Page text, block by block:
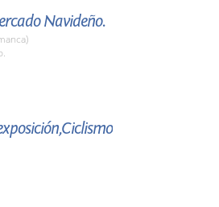
Navideño.